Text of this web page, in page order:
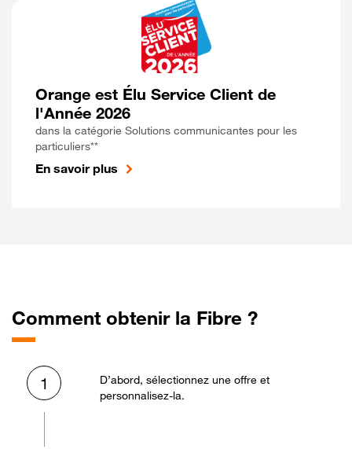
Orange est Élu Service Client de
l'Année 2026
dans la catégorie Solutions communicantes pour les
particuliers**
En savoir plus
Comment obtenir la Fibre ?
1
D’abord, sélectionnez une offre et
personnalisez-la.